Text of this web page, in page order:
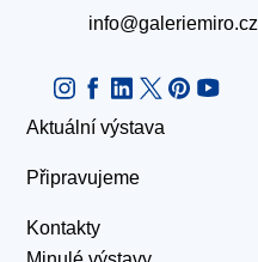
info@galeriemiro.cz
Aktuální výstava
Připravujeme
Kontakty